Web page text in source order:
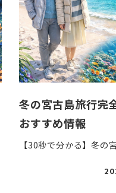
冬の宮古島旅行完
おすすめ情報
【30秒で分かる】冬
投